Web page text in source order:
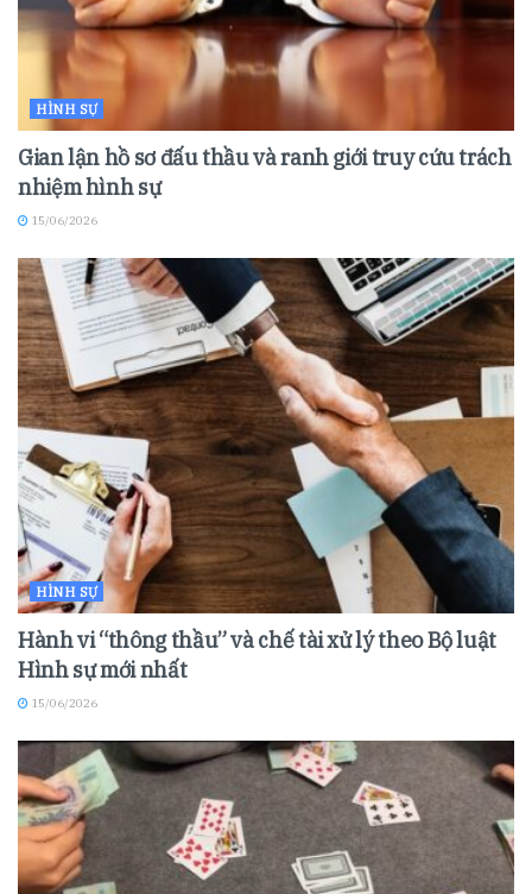
HÌNH SỰ
Gian lận hồ sơ đấu thầu và ranh giới truy cứu trách
nhiệm hình sự
15/06/2026
HÌNH SỰ
Hành vi “thông thầu” và chế tài xử lý theo Bộ luật
Hình sự mới nhất
15/06/2026